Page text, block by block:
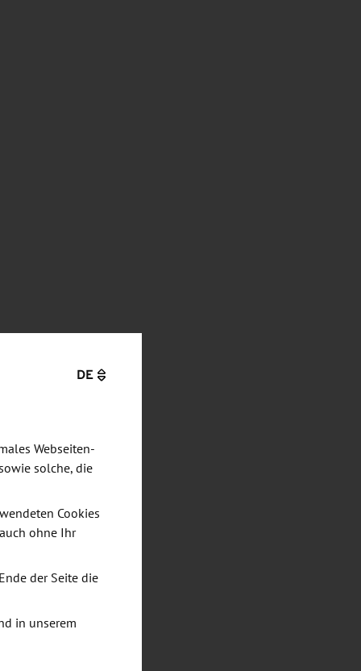
DE
Webseiten-
solche, die
Cookies
ohne Ihr
der Seite die
in unserem